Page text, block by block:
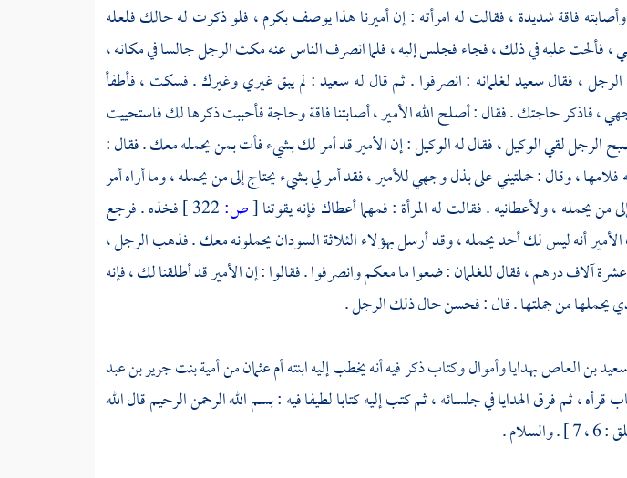
فاقة شديدة ، فقالت له امرأته : إن أميرنا هذا يوصف بكرم ، فلو ذكرت له حالك فلعله
عليه في ذلك ، فجاء فجلس إليه ، فلما انصرف الناس عنه مكث الرجل جالسا في مكانه ،
، فقالسعيدلغلمانه : انصرفوا . ثم قال لهسعيد: لم يبق غيري وغيرك . فسكت ، فأطفأ
، فاذكر حاجتك . فقال : أصلح الله الأمير ، أصابتنا فاقة وحاجة فأحببت ذكرها لك فاستحييت
الرجل لقي الوكيل ، فقال له الوكيل : إن الأمير قد أمر لك بشيء فأت بمن يحمله معك . فقال :
، وقال : حملتيني على بذل وجهي للأمير ، فقد أمر لي بشيء يحتاج إلى من يحمله ، وما أراه أمر
من يحمله ، ولأعطانيه . فقالت له المرأة : فمهما أعطاك فإنه يقوتنا[ص:
فخذه . فرجع
أنه ليس لك أحد يحمله ، وقد أرسل بهؤلاء الثلاثة السودان يحملونه معك . فذهب الرجل ،
آلاف درهم ، فقال للغلمان : ضعوا ما معكم وانصرفوا . فقالوا : إن الأمير قد أطلقنا لك ، فإنه
يحملها من جملتها . قال : فحسن حال ذلك الرجل .
بن العاصبهدايا وأموال وكتاب ذكر فيه أنه يخطب إليه ابنتهأم عثمانمنأمية بنت جرير بن عبد
قرأه ، ثم فرق الهدايا في جلسائه ، ثم كتب إليه كتابا لطيفا فيه : بسم الله الرحمن الرحيم قال الله
.